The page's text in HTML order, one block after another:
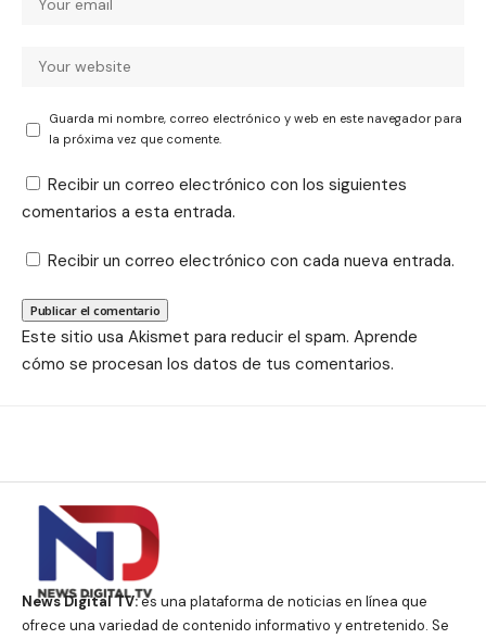
Guarda mi nombre, correo electrónico y web en este navegador para
la próxima vez que comente.
Recibir un correo electrónico con los siguientes
comentarios a esta entrada.
Recibir un correo electrónico con cada nueva entrada.
Este sitio usa Akismet para reducir el spam. Aprende
cómo se procesan los datos de tus comentarios.
News Digital TV:es una plataforma de noticias en línea que
ofrece una variedad de contenido informativo y entretenido. Se